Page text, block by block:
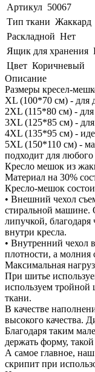
Артикул 50067
Тип ткани Жаккард
Раскладной Нет
Ящик для хранения
Цвет Коричневый
Описание
Размеры кресел-
XL (100*70 см) - для
2XL (115*80 см) -
3XL (125*85 см) - для
4XL (135*95 см) -
5XL (150*110 см) -
подходит для любого
Кресло мешок из
Материал на 30%
Кресло-мешок
• Внешний чехол
стиральной машине.
липучкой,
внутри кресла.
• Внутренний чехол
плотности, а молния
Максимальная
При шитье
используем
ткани.
В качестве
высокого качества.
Благодаря таким
держать форму,
А самое главное,
скрипит при